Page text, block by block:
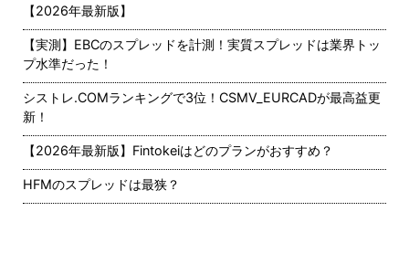
【2026年最新版】
【実測】EBCのスプレッドを計測！実質スプレッドは業界トッ
プ水準だった！
シストレ.COMランキングで3位！CSMV_EURCADが最高益更
新！
【2026年最新版】Fintokeiはどのプランがおすすめ？
HFMのスプレッドは最狭？